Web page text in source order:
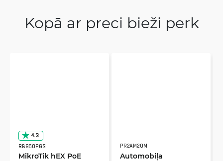
Kopā ar preci bieži perk
4.3
RB960PGS
MikroTik hEX PoE
PR2AM20M
Automobiļa